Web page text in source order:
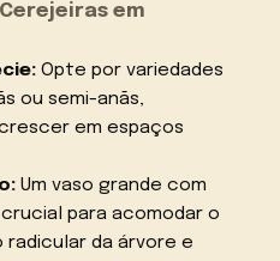
em
Opte por variedades
ou semi-anãs,
em espaços
Um vaso grande com
para acomodar o
radicular da árvore e